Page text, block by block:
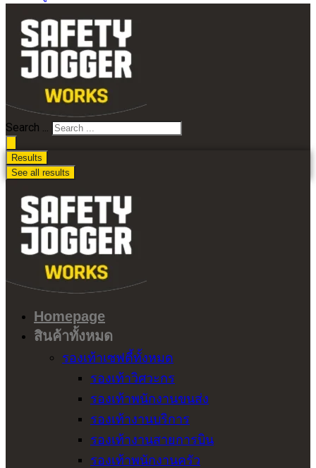
Search ...
Results
See all results
Homepage
สินค้าทั้งหมด
รองเท้าเซฟตี้ทั้งหมด
รองเท้าวิศวะกร
รองเท้าพนักงานขนส่ง
รองเท้างานบริการ
รองเท้างานสายการบิน
รองเท้าพนักงานครัว